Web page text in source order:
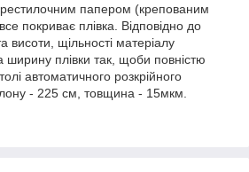
папером (крепованим
покриває плівка. Відповідно до
висоти, щільності матеріалу
ширину плівки так, щоби повністю
автоматичного розкрійного
- 225 см, товщина - 15мкм.